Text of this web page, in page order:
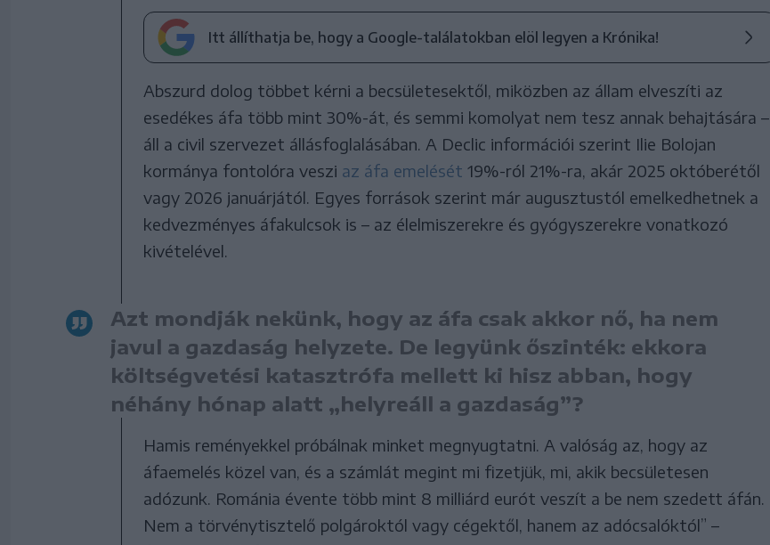
Itt állíthatja be, hogy a Google-találatokban elöl legyen a Krónika!
Abszurd dolog többet kérni a becsületesektől, miközben az állam elveszíti az
esedékes áfa több mint 30%-át, és semmi komolyat nem tesz annak behajtására –
áll a civil szervezet állásfoglalásában. A Declic információi szerint Ilie Bolojan
kormánya fontolóra veszi az áfa emelését 19%-ról 21%-ra, akár 2025 októberétől
vagy 2026 januárjától. Egyes források szerint már augusztustól emelkedhetnek a
kedvezményes áfakulcsok is – az élelmiszerekre és gyógyszerekre vonatkozó
kivételével.
Azt mondják nekünk, hogy az áfa csak akkor nő, ha nem
javul a gazdaság helyzete. De legyünk őszinték: ekkora
költségvetési katasztrófa mellett ki hisz abban, hogy
néhány hónap alatt „helyreáll a gazdaság”?
Hamis reményekkel próbálnak minket megnyugtatni. A valóság az, hogy az
áfaemelés közel van, és a számlát megint mi fizetjük, mi, akik becsületesen
adózunk. Románia évente több mint 8 milliárd eurót veszít a be nem szedett áfán.
Nem a törvénytisztelő polgároktól vagy cégektől, hanem az adócsalóktól” –